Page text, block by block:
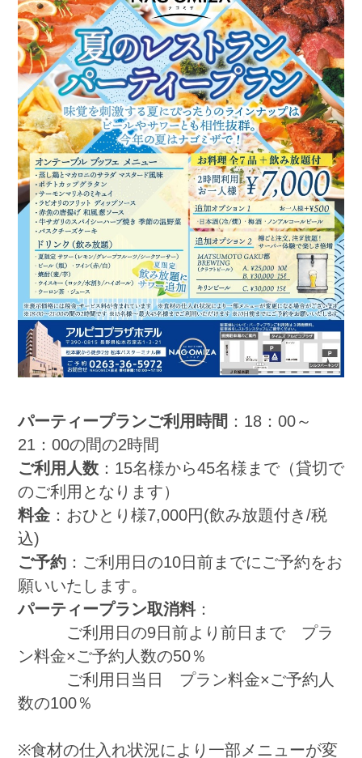
パーティープランご利用時間 ：18：00～
21：00の間の2時間
ご利用人数：15名様から45名様まで（貸切で
のご利用となります）
料金：おひとり様7,000円(飲み放題付き/税
込)
ご予約：ご利用日の10日前までにご予約をお
願いいたします。
パーティープラン取消料：
ご利用日の9日前より前日まで プラ
ン料金×ご予約人数の50％
ご利用日当日 プラン料金×ご予約人
数の100％
※食材の仕入れ状況により一部メニューが変